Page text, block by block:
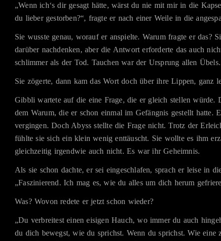
„Wenn ich‘s dir gesagt hätte, wärst du nie mit mir in die
du lieber gestorben?“, fragte er nach einer Weile in die
Sie wusste genau, worauf er anspielte. Warum fragte er das?
darüber nachdenken, aber die Antwort erforderte das auch
schlimmer als der Tod. Tauchen war der Ursprung allen Übels.
Sie zögerte, dann kam das Wort doch über ihre Lippen, ganz
Gibbli wartete auf die eine Frage, die er gleich stellen würde.
dem Warum, die er schon einmal im Gefängnis gestellt hatte.
vergingen. Doch Abyss stellte die Frage nicht. Trotz der
fühlte sie sich ein klein wenig enttäuscht. Sie wollte es ihm
gleichzeitig irgendwie auch nicht. Es war ihr Geheimnis.
Als sie schon dachte, er sei eingeschlafen, sprach er leise in
„Faszinierend. Ich mag es, wie du alles um dich herum
Was? Wovon redete er jetzt schon wieder?
„Du verbreitest einen eisigen Hauch, wo immer du auch
du dich bewegst, wie du sprichst. Wenn du sprichst. Wie eine